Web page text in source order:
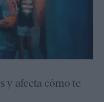
y afecta cómo te